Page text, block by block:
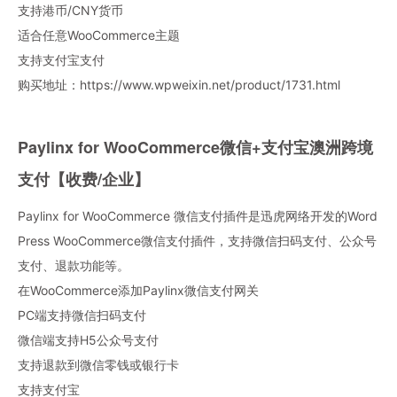
支持港币/CNY货币
适合任意WooCommerce主题
支持支付宝支付
购买地址： https://www.wpweixin.net/product/1731.html
Paylinx for WooCommerce微信+支付宝澳洲跨境
支付【收费/企业】
Paylinx for WooCommerce 微信支付插件是迅虎网络开发的Word
Press WooCommerce微信支付插件，支持微信扫码支付、公众号
支付、退款功能等。
在WooCommerce添加Paylinx微信支付网关
PC端支持微信扫码支付
微信端支持H5公众号支付
支持退款到微信零钱或银行卡
支持支付宝